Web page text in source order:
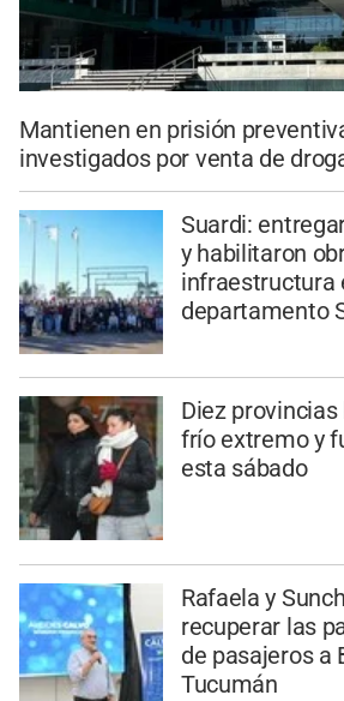
Mantienen en prisión
investigados por venta de
Suardi:
y habilitaron
infraestructura
departamento
Diez
frío extremo y
esta sábado
Rafaela y
recuperar las
de pasajeros a
Tucumán